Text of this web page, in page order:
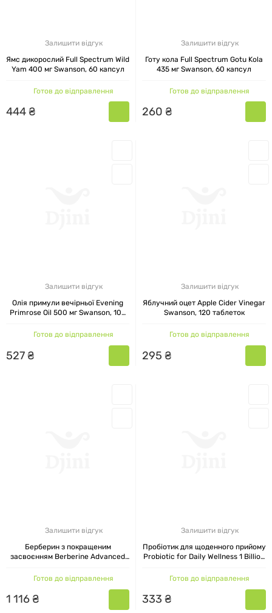
усім асортиментом магазину.
Залишити відгук
Ямс дикорослий Full Spectrum Wild
Yam 400 мг Swanson, 60 капсул
Готов до відправлення
444₴
Залишити відгук
Готу кола Full Spectrum Gotu Kola
435 мг Swanson, 60 капсул
Готов до відправлення
260 ₴
Залишити відгук
Олія примули вечірньої Evening
Primrose Oil 500 мг Swanson, 100
Готов до відправлення
527₴
Залишити відгук
Яблучний оцет Apple Cider Vinegar
Swanson, 120 таблеток
Готов до відправлення
295 ₴
Залишити відгук
Берберин з покращеним
засвоєнням Berberine Advanced
капсул
Готов до відправлення
1 116₴
Залишити відгук
Пробіотик для щоденного прийому
Probiotic for Daily Wellness 1 Billion
Готов до відправлення
333 ₴